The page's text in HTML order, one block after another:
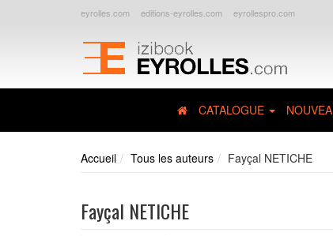
eyrolles.com editions-eyrolles.com eyrollespro.com
CATALOGUE
Accueil Tous les auteurs Fayçal NETICHE
Fayçal NETICHE